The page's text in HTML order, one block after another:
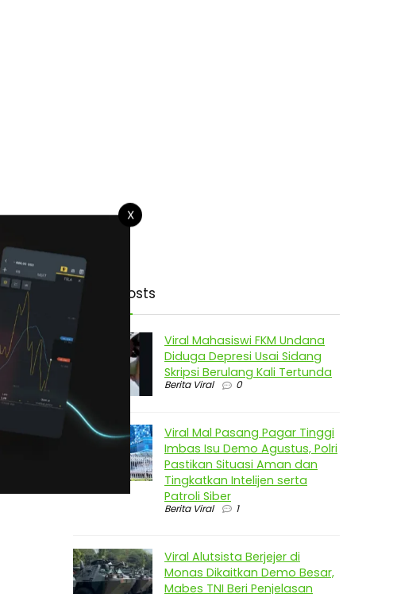
Latest Posts
Viral Mahasiswi FKM Undana
Diduga Depresi Usai Sidang
Skripsi Berulang Kali Tertunda
Berita Viral 0
Viral Mal Pasang Pagar Tinggi
Imbas Isu Demo Agustus, Polri
Pastikan Situasi Aman dan
Tingkatkan Intelijen serta
Patroli Siber
Berita Viral 1
Viral Alutsista Berjejer di
Monas Dikaitkan Demo Besar,
Mabes TNI Beri Penjelasan
X